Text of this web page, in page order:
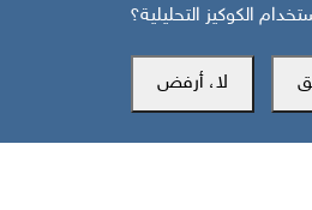
الكوكيز التحليلية؟
لا، أرفض